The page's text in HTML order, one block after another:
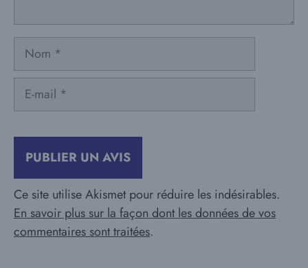
Nom
mail
Ce site utilise Akismet pour réduire les indésirables.
En savoir plus sur la façon dont les données de vos
commentaires sont traitées.